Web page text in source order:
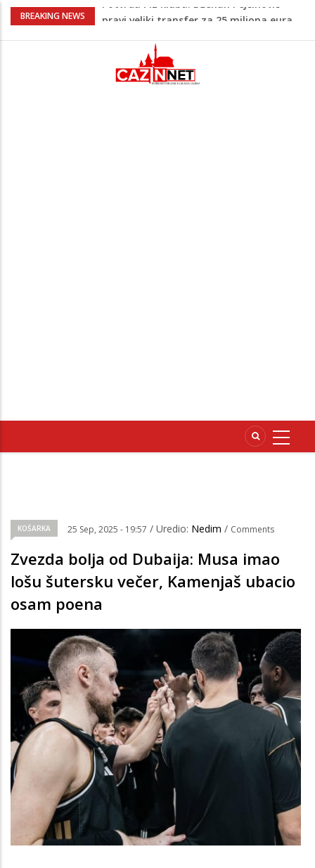
BREAKING NEWS
Psihijatrica: Ovo je greška koju većina
tinejdžerima
Ankara ograničava prolaz brodova kroz
Crno more zbog sve većih sigurnosnih
KOŠARKA 25 Sep, 2025 - 19:57 / Uredio: Nedim / Comments
Zvezda bolja od Dubaija: Musa imao
lošu šutersku večer, Kamenjaš ubacio
osam poena